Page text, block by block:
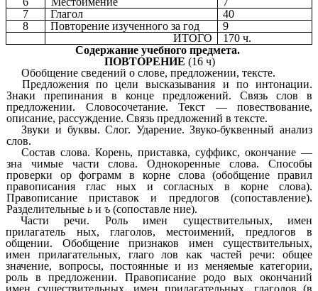
7
Глагол
40
8
Повторение изученного за год
9
ИТОГО
170 ч.
Содержание учебного предмета.
ПОВТОРЕНИЕ(16 ч)
Обобщение сведений о слове, предложении, тексте.
Предложения по цели высказывания и по интонации.
Знаки препинания в конце предложений. Связь слов в
предложении. Словосочетание. Текст — повествование,
описание, рассуждение. Связь предложений в тексте.
Звуки и буквы. Слог. Ударение. Звуко-буквенный анализ
слов.
Состав слова. Корень, приставка, суффикс, окончание —
зна чимые части слова. Однокоренные слова. Способы
проверки ор фограмм в корне слова (обобщение правил
правописания глас ных и согласных в корне слова).
Правописание приставок и предлогов (сопоставление).
Разделительные ь и ъ (сопоставле ние).
Части речи. Роль имен существительных, имен
прилагатель ных, глаголов, местоимений, предлогов в
общении. Обобщение признаков имен существительных,
имен прилагательных, глаго лов как частей речи: общее
значение, вопросы, постоянные и из меняемые категории,
роль в предложении. Правописание родо вых окончаний